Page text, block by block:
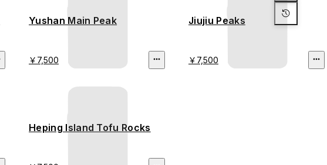
Yushan Main Peak
￥7,500
Jiujiu Peaks
￥7,500
Heping Island Tofu Rocks